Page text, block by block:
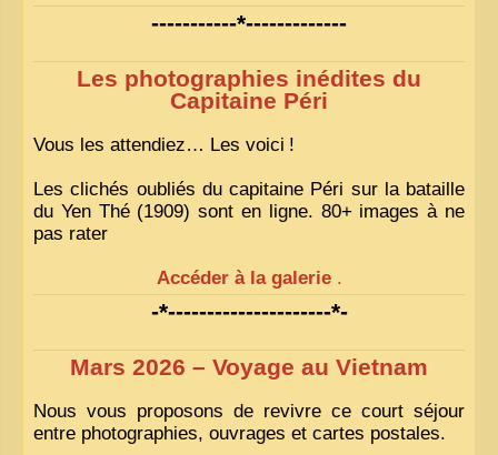
-----------*-------------
Les photographies inédites du
Capitaine Péri
Vous les attendiez… Les voici !
Les clichés oubliés du capitaine Péri sur la bataille
du Yen Thé (1909) sont en ligne. 80+ images à ne
pas rater
Accéder à la galerie .
-*---------------------*-
Mars 2026 – Voyage au Vietnam
Nous vous proposons de revivre ce court séjour
entre photographies, ouvrages et cartes postales.